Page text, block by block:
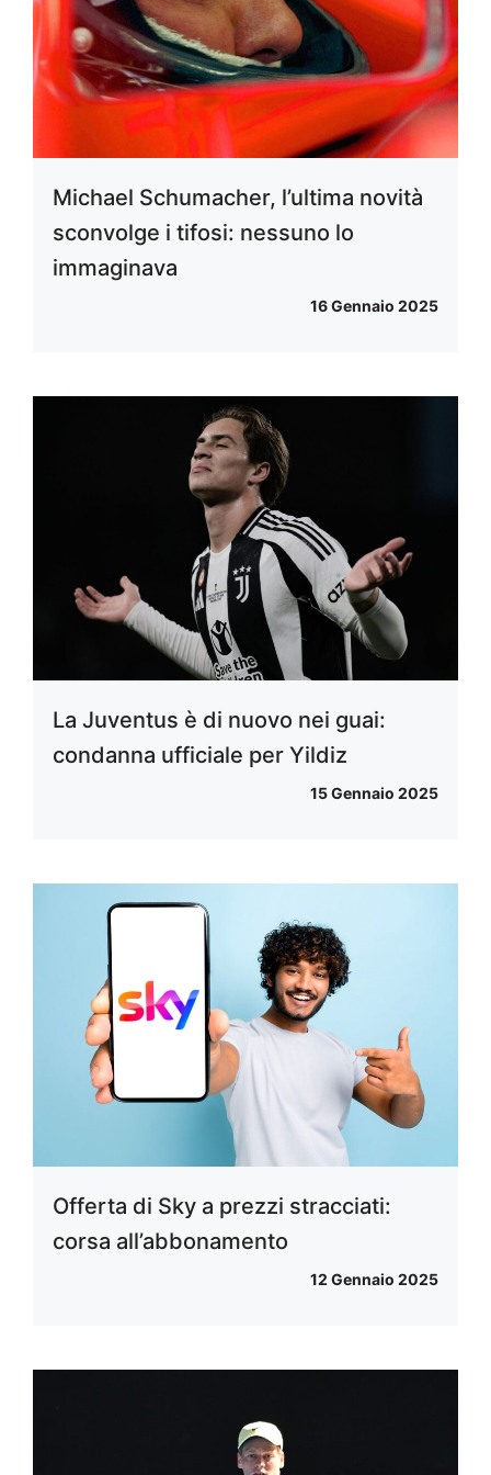
Michael Schumacher, l’ultima novità
sconvolge i tifosi: nessuno lo
immaginava
16 Gennaio 2025
La Juventus è di nuovo nei guai:
condanna ufficiale per Yildiz
15 Gennaio 2025
Offerta di Sky a prezzi stracciati:
corsa all’abbonamento
12 Gennaio 2025